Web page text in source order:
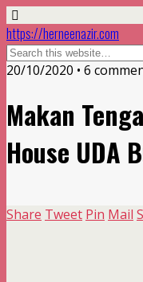
https://herneenazir.com
20/10/2020 • 6
Makan
House UDA
Share Tweet Pin Mail